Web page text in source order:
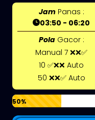
JamPanas :
03:50 - 06:20
PolaGacor :
Manual 7 ❌❌✅
10 ✅❌❌ Auto
50 ❌❌✅ Auto
50%